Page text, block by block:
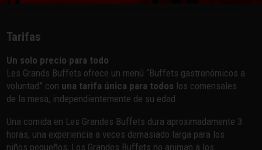
Tarifas
Un solo precio para todo
Les Grands Buffets ofrece un menú “Buffets gastronómicos a
voluntad” con una tarifa única para todos los comensales
de la mesa, independientemente de su edad.
Una comida en Les Grandes Buffets dura aproximadamente 3
horas, una experiencia a veces demasiado larga para los
niños pequeños, Los Grandes Buffets no animan a los